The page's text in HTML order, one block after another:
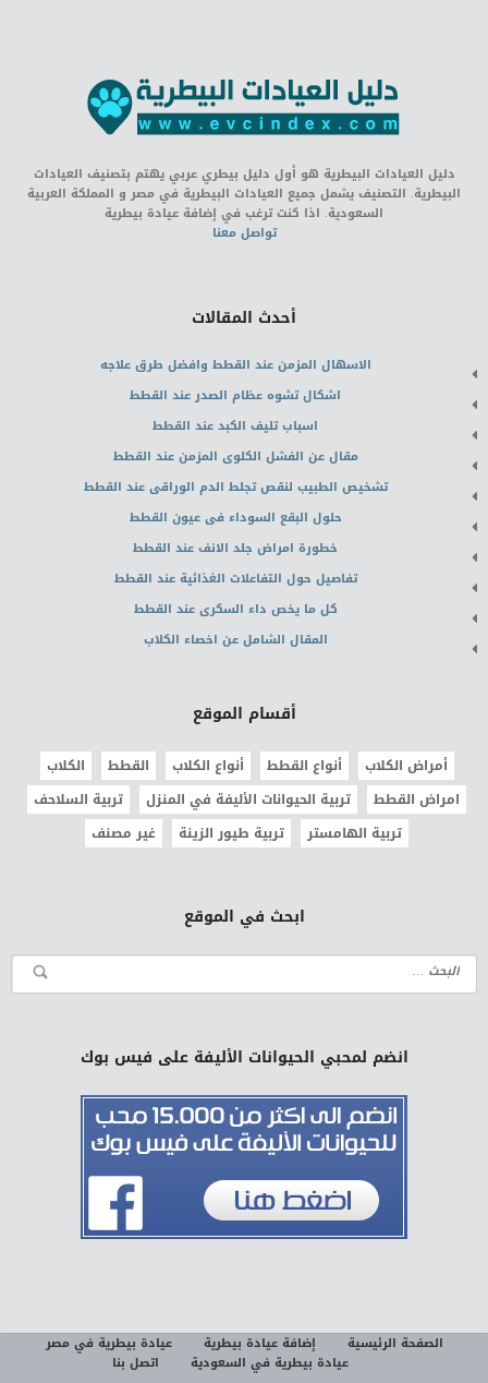
دليل العيادات البيطرية هو أول دليل بيطري عربي يهتم بتصنيف العيادات
البيطرية. التصنيف يشمل جميع العيادات البيطرية في مصر و المملكة العربية
السعودية. اذا كنت ترغب في إضافة عيادة بيطرية
تواصل معنا
أحدث المقالات
الاسهال المزمن عند القطط وافضل طرق علاجه
اشكال تشوه عظام الصدر عند القطط
اسباب تليف الكبد عند القطط
مقال عن الفشل الكلوى المزمن عند القطط
تشخيص الطبيب لنقص تجلط الدم الوراقى عند القطط
حلول البقع السوداء فى عيون القطط
خطورة امراض جلد الانف عند القطط
تفاصيل حول التفاعلات الغذائية عند القطط
كل ما يخص داء السكرى عند القطط
المقال الشامل عن اخصاء الكلاب
أقسام الموقع
أمراض الكلاب أنواع القطط أنواع الكلاب القطط
الكلاب
امراض القطط
تربية الحيوانات الأليفة في المنزل
تربية السلاحف
تربية الهامستر
تربية طيور الزينة غير مصنف
ابحث في الموقع
انضم لمحبي الحيوانات الأليفة على فيس بوك
الصفحة الرئيسية إضافة عيادة بيطرية
عيادة بيطرية في مصر
عيادة بيطرية في السعودية
اتصل بنا